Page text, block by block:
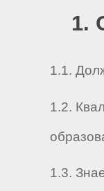
1.
1.1.
1.2.
1.3.